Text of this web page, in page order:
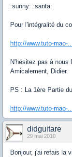
:sunny: :santa:
Pour l'intégralité du
http://www.tuto-mao-
N'hésitez pas à nous
Amicalement, Didier.
PS : La 1ère Partie
http://www.tuto-mao-
didguitare
29 mai 2010
Bonjour, j'ai refais la